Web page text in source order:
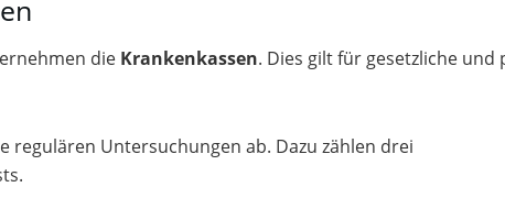
die Krankenkassen. Dies gilt für gesetzliche und
regulären Untersuchungen ab. Dazu zählen drei